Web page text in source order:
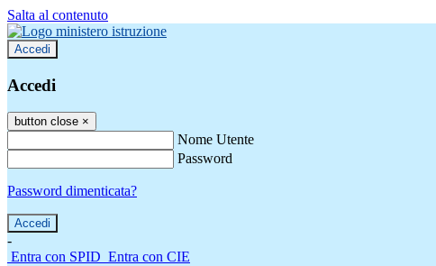
Salta al contenuto
Accedi
Accedi
button close ×
Nome Utente
Password
Password dimenticata?
-
Entra con SPID Entra con CIE